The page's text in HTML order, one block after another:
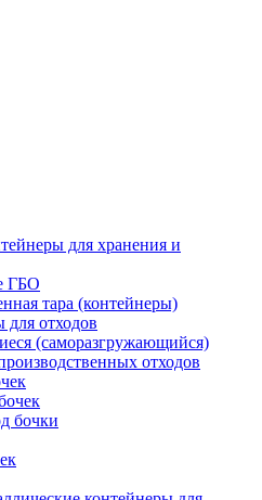
для хранения и
ГБО
тара (контейнеры)
отходов
(саморазгружающийся)
отходов
бочки